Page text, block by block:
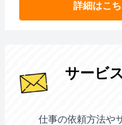
詳細はこ
サービ
仕事の依頼方法や